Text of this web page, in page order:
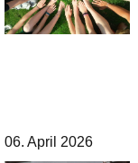
06. April 2026